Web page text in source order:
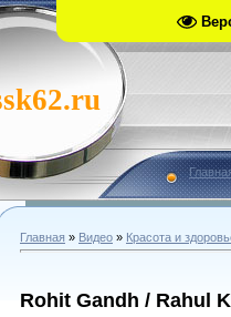
Главная » Видео » Красота и
Rohit Gandh / Rahul